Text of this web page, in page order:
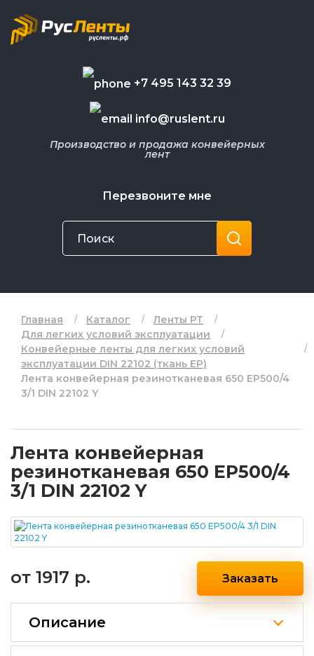
+7 495 143 32 39
info@ruslent.ru
Перезвоните мне
Производство и продажа конвейерных
лент
Главная Каталог
Ленты РТ
Для легких условий эксплуатации
Конвейерные ленты для легких условий
эксплуатации DIN 22102 (ткань EP)
Лента конвейерная резинотканевая 650 EP500/4
3/1 DIN 22102 Y
Лента конвейерная
резинотканевая 650 EP500/4
3/1 DIN 22102 Y
от 1917 р. Заказать
Описание